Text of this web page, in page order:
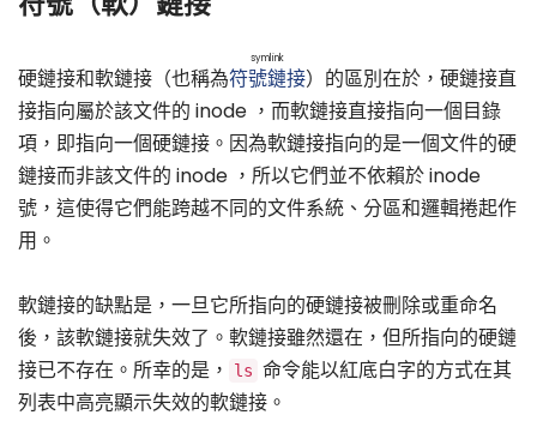
硬鏈接和軟鏈接（也稱為符號鏈接
symlink
）的區別在於，硬鏈接直
接指向屬於該文件的 inode ，而軟鏈接直接指向一個目錄
項，即指向一個硬鏈接。因為軟鏈接指向的是一個文件的硬
鏈接而非該文件的 inode ，所以它們並不依賴於 inode
號，這使得它們能跨越不同的文件系統、分區和邏輯捲起作
用。
軟鏈接的缺點是，一旦它所指向的硬鏈接被刪除或重命名
後，該軟鏈接就失效了。軟鏈接雖然還在，但所指向的硬鏈
接已不存在。所幸的是，
ls 命令能以紅底白字的方式在其
列表中高亮顯示失效的軟鏈接。